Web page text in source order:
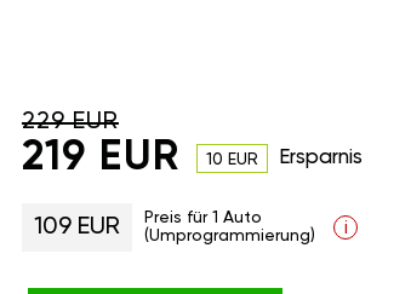
229 EUR
219 EUR 10 EUR Ersparnis
109 EUR
Preis für 1 Auto
(Umprogrammierung)
i